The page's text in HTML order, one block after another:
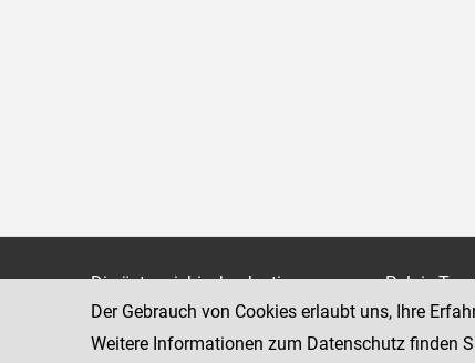
Die österreichische Justiz
Bundesministerium für Justiz
justiz.gv.at
Palais
1070 Wien
Der Gebrauch von Cookies erlaubt uns, Ihre
Weitere Informationen zum Datenschutz finden